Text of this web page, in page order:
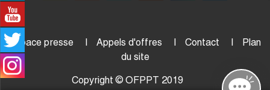
Espace presse Appels d'offres Contact
Plan
du site
Copyright © OFPPT 2019